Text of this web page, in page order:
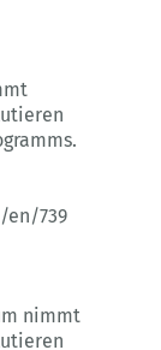
739
nimmt